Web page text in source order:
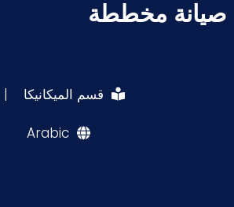
صيانة مخططة
قسم الميكانيكا |
Arabic